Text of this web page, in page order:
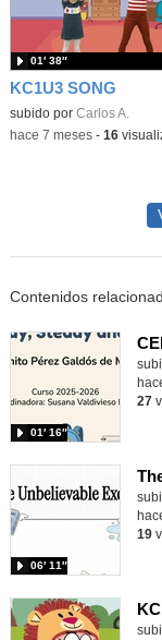
KC1U3 SONG
Contenido educativo.
subido por Carlos A.
01′ 38″
-hace 7 meses- 16
Contenidos
01′ 16″
27
06′ 11″
19